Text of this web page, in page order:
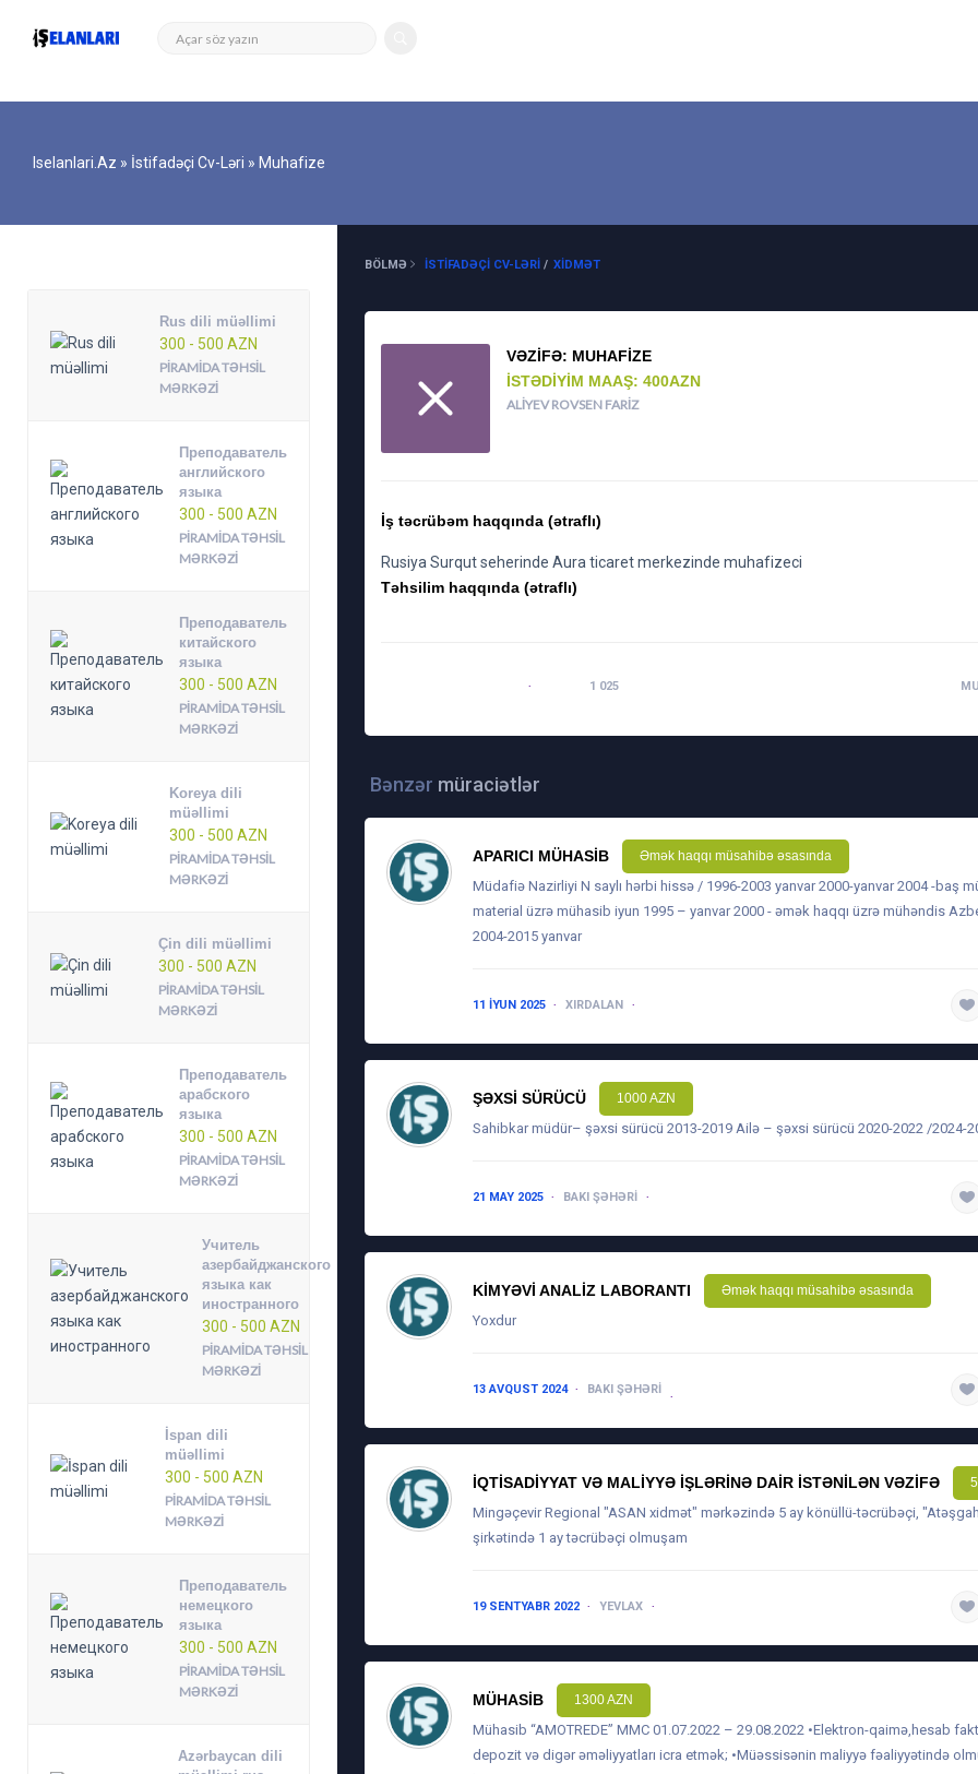
Iselanlari.az » İstifadəçi Cv-Ləri » Muhafize
Rus dili müəllimi
300 - 500 AZN
PIRAMIDA TƏHSIL
MƏRKƏZI
Преподаватель
английского
языка
300 - 500 AZN
PIRAMIDA TƏHSIL
MƏRKƏZI
Преподаватель
китайского
языка
300 - 500 AZN
PIRAMIDA TƏHSIL
MƏRKƏZI
Koreya dili
müəllimi
300 - 500 AZN
PIRAMIDA TƏHSIL
MƏRKƏZI
Çin dili müəllimi
300 - 500 AZN
PIRAMIDA TƏHSIL
MƏRKƏZI
Преподаватель
арабского
языка
300 - 500 AZN
PIRAMIDA TƏHSIL
MƏRKƏZI
Учитель
азербайджанского
языка как
иностранного
300 - 500 AZN
PIRAMIDA TƏHSIL
MƏRKƏZI
İspan dili
müəllimi
300 - 500 AZN
PIRAMIDA TƏHSIL
MƏRKƏZI
Преподаватель
немецкого
языка
300 - 500 AZN
PIRAMIDA TƏHSIL
MƏRKƏZI
Azərbaycan dili
BÖLMƏ İSTIFADƏÇI CV-LƏRI / XIDMƏT
VƏZIFƏ: MUHAFIZE
İSTƏDIYIM MAAŞ: 400AZN
ALIYEV ROVSEN FARIZ
İş təcrübəm haqqında (ətraflı)
Rusiya Surqut seherinde Aura ticaret merkezinde muhafizeci
Təhsilim haqqında (ətraflı)
1 025
Bənzər müraciətlər
APARICI MÜHASIB Əmək haqqı müsahibə əsasında
Müdafiə Nazirliyi N saylı hərbi hissə / 1996-2003 yanvar 2000-yanvar 2004 -baş
material üzrə mühasib iyun 1995 – yanvar 2000 - əmək haqqı üzrə mühəndis
2004-2015 yanvar
11 IYUN 2025 XIRDALAN
ŞƏXSI SÜRÜCÜ 1000 AZN
Sahibkar müdür– şəxsi sürücü 2013-2019 Ailə – şəxsi sürücü 2020-2022 /2024-
21 MAY 2025 BAKI ŞƏHƏRI
KIMYƏVI ANALIZ LABORANTI Əmək haqqı müsahibə əsasında
Yoxdur
13 AVQUST 2024 BAKI ŞƏHƏRI
İQTISADIYYAT VƏ MALIYYƏ IŞLƏRINƏ DAIR ISTƏNILƏN VƏZIFƏ
Mingəçevir Regional "ASAN xidmət" mərkəzində 5 ay könüllü-təcrübəçi,
şirkətində 1 ay təcrübəçi olmuşam
19 SENTYABR 2022 YEVLAX
MÜHASIB 1300 AZN
Mühasib “AMOTREDE” MMC 01.07.2022 – 29.08.2022 •Elektron-qaimə,hesab
depozit və digər əməliyyatları icra etmək; •Müəssisənin maliyyə fəaliyyətində